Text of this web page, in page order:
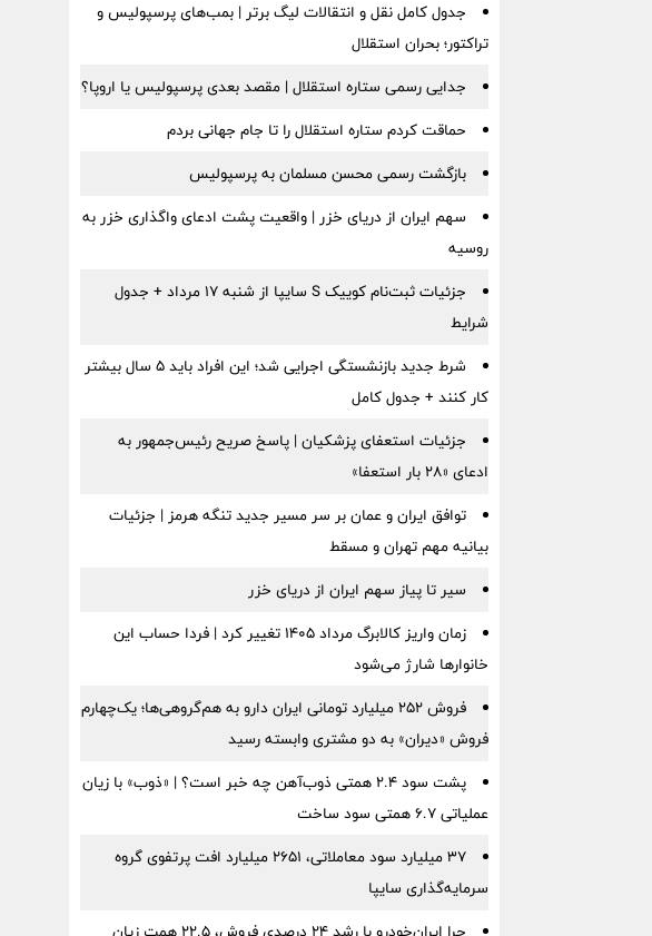
جدول کامل نقل و انتقالات لیگ برتر | بمب‌های پرسپولیس و
تراکتور؛ بحران استقلال
جدایی رسمی ستاره استقلال | مقصد بعدی پرسپولیس یا اروپا؟
حماقت کردم ستاره استقلال را تا جام جهانی بردم
بازگشت رسمی محسن مسلمان به پرسپولیس
سهم ایران از دریای خزر | واقعیت پشت ادعای واگذاری خزر به
روسیه
جزئیات ثبت‌نام کوییک S سایپا از شنبه ۱۷ مرداد + جدول
شرایط
شرط جدید بازنشستگی اجرایی شد؛ این افراد باید ۵ سال بیشتر
کار کنند + جدول کامل
جزئیات استعفای پزشکیان | پاسخ صریح رئیس‌جمهور به
ادعای «۲۸ بار استعفا»
توافق ایران و عمان بر سر مسیر جدید تنگه هرمز | جزئیات
بیانیه مهم تهران و مسقط
سیر تا پیاز سهم ایران از دریای خزر
زمان واریز کالابرگ مرداد ۱۴۰۵ تغییر کرد | فردا حساب این
خانوارها شارژ می‌شود
فروش ۲۵۲ میلیارد تومانی ایران دارو به هم‌گروهی‌ها؛ یک‌چهارم
فروش «دیران» به دو مشتری وابسته رسید
پشت سود ۲.۴ همتی ذوب‌آهن چه خبر است؟ | «ذوب» با زیان
عملیاتی ۶.۷ همتی سود ساخت
۳۷ میلیارد سود معاملاتی، ۲۶۵۱ میلیارد افت پرتفوی گروه
سرمایه‌گذاری سایپا